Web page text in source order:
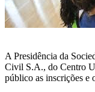
A Presidência da
Civil S.A., do Centro
público as inscrições e